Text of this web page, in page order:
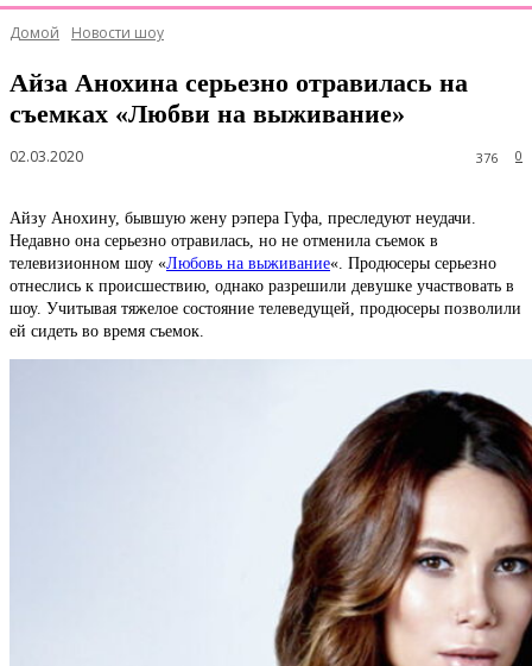
Домой Новости шоу
Айза Анохина серьезно отравилась на
съемках «Любви на выживание»
02.03.2020 0
376
Айзу Анохину, бывшую жену рэпера Гуфа, преследуют неудачи.
Недавно она серьезно отравилась, но не отменила съемок в
телевизионном шоу «Любовь на выживание«. Продюсеры серьезно
отнеслись к происшествию, однако разрешили девушке участвовать в
шоу. Учитывая тяжелое состояние телеведущей, продюсеры позволили
ей сидеть во время съемок.